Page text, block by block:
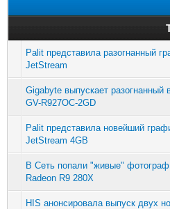
Palit представила разогнанный
JetStream
Gigabyte выпускает разогнанный
GV-R927OC-2GD
Palit представила новейший
JetStream 4GB
В Сеть попали "живые"
Radeon R9 280X
HIS анонсировала выпуск двух